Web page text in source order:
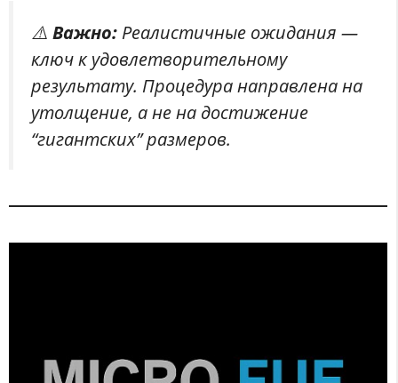
⚠️ Важно: Реалистичные ожидания —
ключ к удовлетворительному
результату. Процедура направлена на
утолщение, а не на достижение
“гигантских” размеров.